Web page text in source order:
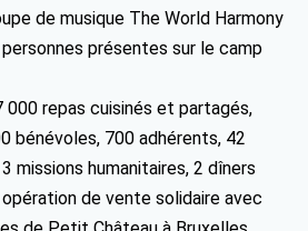
de musique The World Harmony
présentes sur le camp
000 repas cuisinés et partagés,
bénévoles, 700 adhérents, 42
missions humanitaires, 2 dîners
de vente solidaire avec